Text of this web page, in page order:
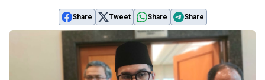
Share Tweet Share Share